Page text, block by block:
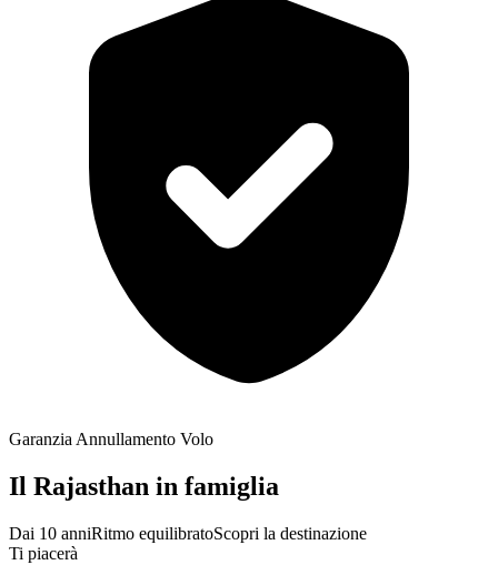
Garanzia Annullamento Volo
Il Rajasthan in famiglia
Dai 10 anniRitmo equilibratoScopri la destinazione
Ti piacerà